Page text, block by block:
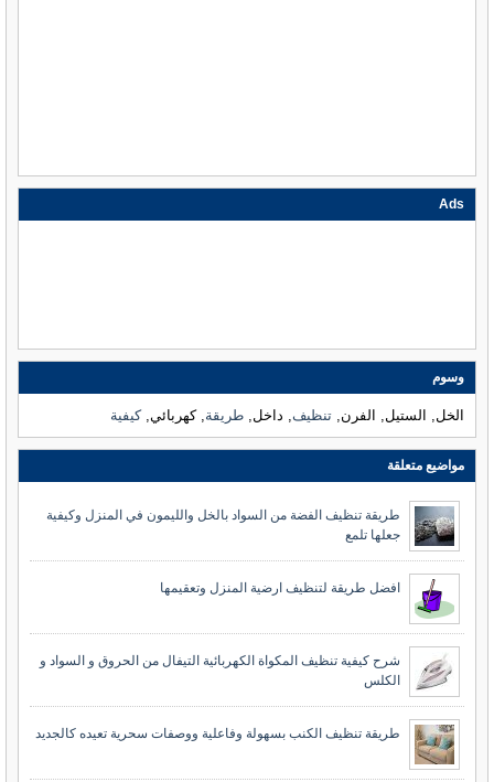
Ads
وسوم
الخل, الستيل, الفرن,تنظيف, داخل,طريقة, كهربائي,كيفية
مواضيع متعلقة
طريقة تنظيف الفضة من السواد بالخل والليمون في المنزل وكيفية
جعلها تلمع
افضل طريقة لتنظيف ارضية المنزل وتعقيمها
شرح كيفية تنظيف المكواة الكهربائية التيفال من الحروق و السواد و
الكلس
طريقة تنظيف الكنب بسهولة وفاعلية ووصفات سحرية تعيده كالجديد